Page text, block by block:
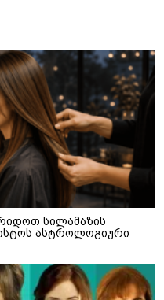
სილამაზის
ასტროლოგიური